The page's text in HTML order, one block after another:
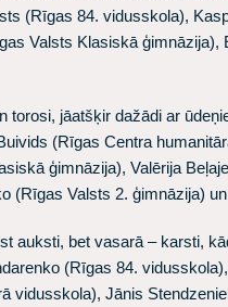
(Rīgas 84. vidusskola),
Valsts Klasiskā ģimnāzija),
jāatšķir dažādi ar
(Rīgas Centra
ģimnāzija), Valērija
(Rīgas Valsts 2. ģimnāzija) un
bet vasarā – karsti,
(Rīgas 84. vidusskola),
vidusskola), Jānis